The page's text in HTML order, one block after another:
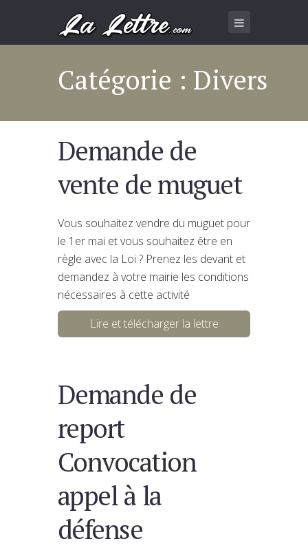
Catégorie : Divers
Demande de
vente de muguet
Vous souhaitez vendre du muguet pour
le 1er mai et vous souhaitez être en
règle avec la Loi ? Prenez les devant et
demandez à votre mairie les conditions
nécessaires à cette activité
Lire et télécharger la lettre
Demande de
report
Convocation
appel à la
défense